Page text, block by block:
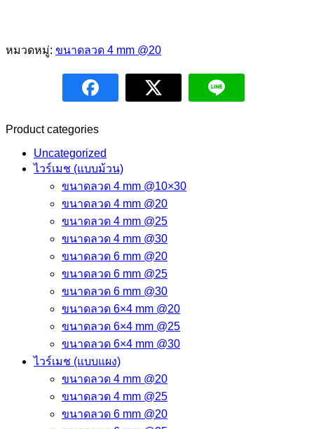
หมวดหมู่: ขนาดลวด 4 mm @20
Product categories
Uncategorized
ไวร์เมช (แบบม้วน)
ขนาดลวด 4 mm @10×30
ขนาดลวด 4 mm @20
ขนาดลวด 4 mm @25
ขนาดลวด 4 mm @30
ขนาดลวด 6 mm @20
ขนาดลวด 6 mm @25
ขนาดลวด 6 mm @30
ขนาดลวด 6×4 mm @20
ขนาดลวด 6×4 mm @25
ขนาดลวด 6×4 mm @30
ไวร์เมช (แบบแผง)
ขนาดลวด 4 mm @20
ขนาดลวด 4 mm @25
ขนาดลวด 6 mm @20